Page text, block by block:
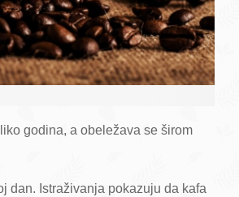
godina, a obeležava se širom
dan. Istraživanja pokazuju da kafa